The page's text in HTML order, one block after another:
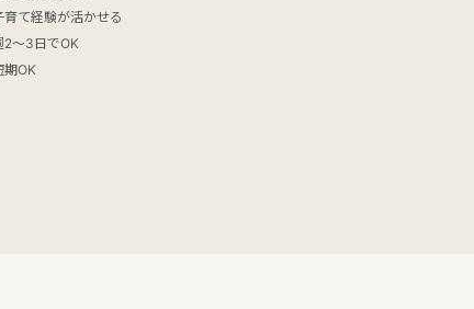
育て経験が活かせる
2～3日でOK
期OK